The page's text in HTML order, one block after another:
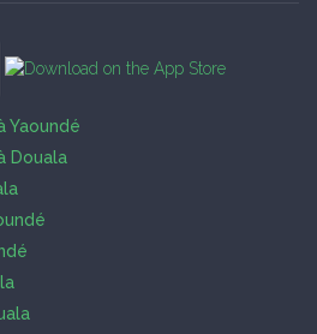
Yaoundé
Douala